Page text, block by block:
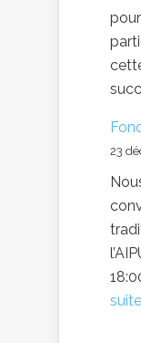
23
suite